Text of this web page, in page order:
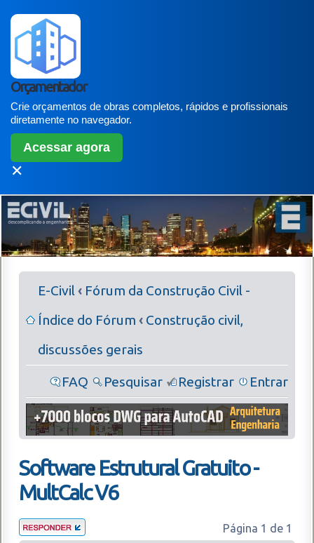
Orçamentador
Crie orçamentos de obras completos, rápidos e profissionais
diretamente no navegador.
Acessar agora
✕
E-Civil‹ Fórum da Construção Civil -
Índice do Fórum ‹ Construção civil,
discussões gerais
FAQ Pesquisar Registrar Entrar
Software Estrutural Gratuito -
MultCalc V6
Página 1 de 1